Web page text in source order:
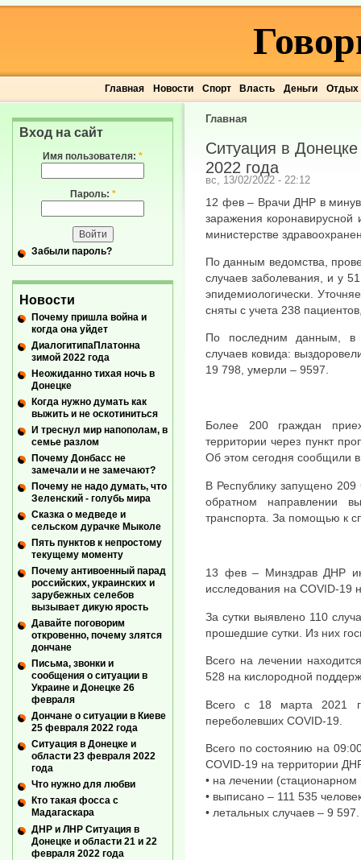
Главная Новости Спорт Власть Деньги Отдых
Главная
Ситуация в
2022 года
вс, 13/02/2022 - 22:12
12 фев – Врачи ДНР в
заражения
министерстве
По данным ведомства,
случаев заболевания, и у
эпидемиологически.
сняты с учета 238
По последним данным, в
случаев ковида:
19 798, умерли – 9597.
Более 200 граждан
территории через пункт
Об этом сегодня сообщили
В Республику запущено 209
обратном направлении
транспорта. За помощью к
13 фев – Минздрав ДНР
исследования на COVID-19
За сутки выявлено 110
прошедшие сутки. Из них
Всего на лечении
528 на кислородной
Всего с 18 марта 2021
переболевших COVID-19.
Всего по состоянию на
COVID-19 на территории
• на лечении
• выписано – 111 535
• летальных случаев – 9 597.
Вход на сайт
Имя пользователя: *
Пароль: *
Забыли пароль?
Новости
Почему пришла война и
когда она уйдет
ДиалогитипаПлатонна
зимой 2022 года
Неожиданно тихая ночь в
Донецке
Когда нужно думать как
выжить и не оскотиниться
И треснул мир напополам, в
семье разлом
Почему Донбасс не
замечали и не замечают?
Почему не надо думать, что
Зеленский - голубь мира
Сказка о медведе и
сельском дурачке Мыколе
Пять пунктов к непростому
текущему моменту
Почему антивоенный парад
российских, украинских и
зарубежных селебов
вызывает дикую ярость
Давайте поговорим
откровенно, почему злятся
дончане
Письма, звонки и
сообщения о ситуации в
Украине и Донецке 26
февраля
Дончане о ситуации в Киеве
25 февраля 2022 года
Ситуация в Донецке и
области 23 февраля 2022
года
Что нужно для любви
Кто такая фосса с
Мадагаскара
ДНР и ЛНР Ситуация в
Донецке и области 21 и 22
февраля 2022 года